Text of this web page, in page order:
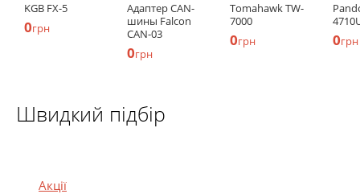
KGB FX-5
0грн
Адаптер CAN-
шины Falcon
CAN-03
0грн
Tomahawk TW-
7000
0грн 0грн
Швидкий підбір
Акції